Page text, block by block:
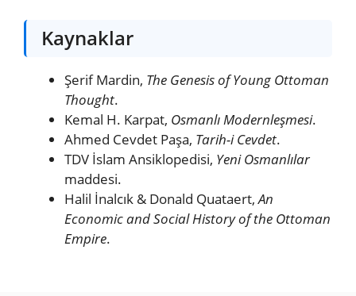
Kaynaklar
Şerif Mardin, The Genesis of Young Ottoman
Thought.
Kemal H. Karpat, Osmanlı Modernleşmesi.
Ahmed Cevdet Paşa, Tarih-i Cevdet.
TDV İslam Ansiklopedisi, Yeni Osmanlılar
maddesi.
Halil İnalcık & Donald Quataert,An
Economic and Social History of the Ottoman
Empire.